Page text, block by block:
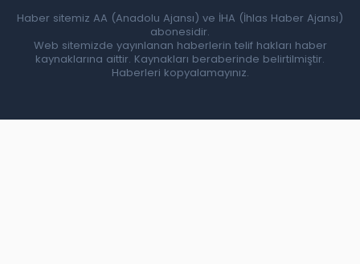
Haber sitemiz AA (Anadolu Ajansı) ve İHA (İhlas Haber Ajansı)
abonesidir.
Web sitemizde yayınlanan haberlerin telif hakları haber
kaynaklarına aittir. Kaynakları beraberinde belirtilmiştir.
Haberleri kopyalamayınız.